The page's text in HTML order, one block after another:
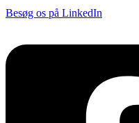
Besøg os på LinkedIn